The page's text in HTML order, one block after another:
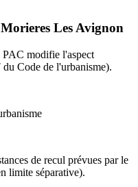
Morieres Les Avignon
modifie l'aspect
Code de l'urbanisme).
de recul prévues par le
limite séparative).